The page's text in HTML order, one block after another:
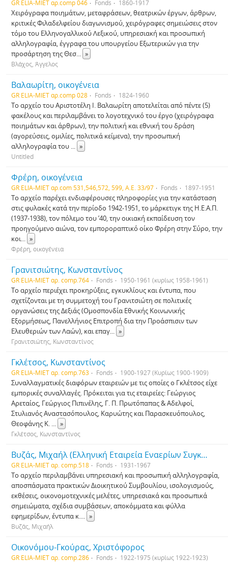
GR ELIA-MIET αρ.comp 046 Fonds 1860-1917
Χειρόγραφα ποιημάτων, μεταφράσεων, θεατρικών έργων, άρθρων,
κριτικές Φιλαδελφείου διαγωνισμού, χειρόγραφες σημειώσεις στον
τόμο του Ελληνογαλλικού Λεξικού, υπηρεσιακή και προσωπική
αλληλογραφία, έγγραφα του υπουργείου Εξωτερικών για την
προσάρτηση της Θεσ... »
Βλάχος, Άγγελος
Βαλαωρίτη, οικογένεια
GR ELIA-MIET αρ.comp 028 Fonds 1824-1960
Το αρχείο του Αριστοτέλη Ι. Βαλαωρίτη αποτελείται από πέντε (5)
φακέλους και περιλαμβάνει το λογοτεχνικό του έργο (χειρόγραφα
ποιημάτων και άρθρων), την πολιτική και εθνική του δράση
(αγορεύσεις, ομιλίες, πολιτικά κείμενα), την προσωπική
αλληλογραφία του ... »
Untitled
Φρέρη, οικογένεια
GR ELIA-MIET αρ.com 531,546,572, 599, Α.Ε. 33/97 Fonds 1897-1951
Το αρχείο παρέχει ενδιαφέρουσες πληροφορίες για την κατάσταση
στις φυλακές κατά την περίοδο 1942-1951, το μάρκετιγκ της Η.Ε.Α.Π.
(1937-1938), τον πόλεμο του ’40, την οικιακή εκπαίδευση τον
προηγούμενο αιώνα, τον εμποροραπτικό οίκο Φρέρη στην Σύρο, την
κοι... »
Φρέρη, οικογένεια
Γρανιτσιώτης, Κωνσταντίνος
GR ELIA-MIET αρ. comp.764 Fonds 1950-1961 (κυρίως 1958-1961)
Το αρχείο περιέχει προκηρύξεις, εγκυκλίους και έντυπα, που
σχετίζονται με τη συμμετοχή του Γρανιτσιώτη σε πολιτικές
οργανώσεις της Δεξιάς (Ομοσπονδία Εθνικής Κοινωνικής
Εξορμήσεως, Πανελλήνιος Επιτροπή δια την Προάσπισιν των
Ελευθεριών των Λαών), και επαγ... »
Γρανιτσιώτης, Κωνσταντίνος
Γκλέτσος, Κωνσταντίνος
GR ELIA-MIET αρ. comp.763 Fonds 1900-1927 (Κυρίως 1900-1909)
Συναλλαγματικές διαφόρων εταιρειών με τις οποίες ο Γκλέτσος είχε
εμπορικές συναλλαγές. Πρόκειται για τις εταιρείες: Γεώργιος
Αρεταίος, Γεώργιος Πιπινέλης, Γ. Π. Πρωτόπαπας & Αδελφοί,
Στυλιανός Αναστασόπουλος, Καρυώτης και Παρασκευόπουλος,
Θεοφάνης Κ. ... »
Γκλέτσος, Κωνσταντίνος
Βυζάς, Μιχαήλ (Ελληνική Εταιρεία Εναερίων Συγκοινωνιών)
GR ELIA-MIET αρ. comp.518 Fonds 1931-1967
Το αρχείο περιλαμβάνει υπηρεσιακή και προσωπική αλληλογραφία,
αποσπάσματα πρακτικών Διοικητικού Συμβουλίου, ισολογισμούς,
εκθέσεις, οικονομοτεχνικές μελέτες, υπηρεσιακά και προσωπικά
σημειώματα, σχέδια συμβάσεων, αποκόμματα και φύλλα
εφημερίδων, έντυπα κ.... »
Βυζάς, Μιχαήλ
Οικονόμου-Γκούρας, Χριστόφορος
GR ELIA-MIET αρ. comp.286 Fonds 1922-1975 (κυρίως 1922-1923)